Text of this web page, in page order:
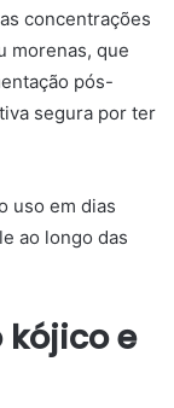
concentrações
morenas, que
pós-
segura por ter
uso em dias
ao longo das
kójico e